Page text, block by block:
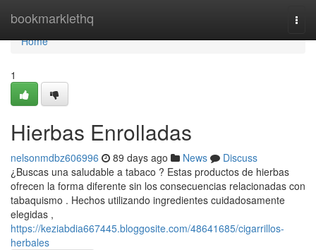
bookmarklethq
Home
Home
1
Hierbas Enrolladas
nelsonmdbz606996 89 days ago News
Discuss
¿Buscas una saludable a tabaco ? Estas productos de hierbas
ofrecen la forma diferente sin los consecuencias relacionadas con
tabaquismo . Hechos utilizando ingredientes cuidadosamente
elegidas ,
https://keziabdia667445.bloggosite.com/48641685/cigarrillos-
herbales